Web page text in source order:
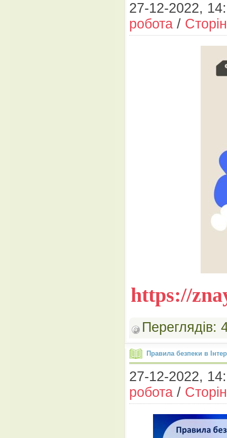
27-12-2022,
робота /
https://
Правила безпеки в
27-12-2022,
робота /